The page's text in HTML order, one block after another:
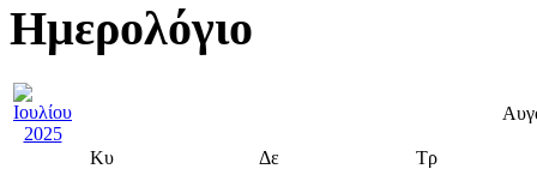
Ημερολόγιο
Κυ Δε Τρ